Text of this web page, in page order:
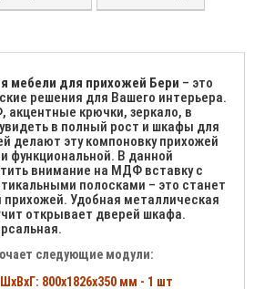
мебели для прихожей Бери – это
решения для Вашего интерьера.
крючки, зеркало, в
в полный рост и шкафы для
делают эту компоновку прихожей
функциональной. В данной
внимание на МДФ вставку с
полосками – это станет
Удобная металлическая
открывает дверей шкафа.
следующие модули:
800х1826х350 мм - 1 шт